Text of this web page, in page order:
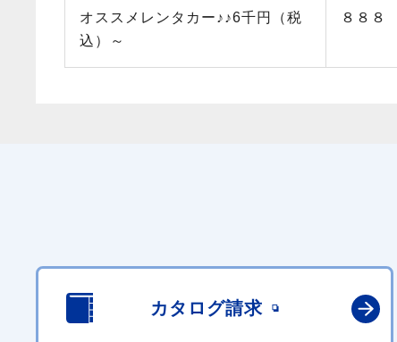
オススメレンタカー♪♪6千円（税
込）～
８８８
カタログ請求